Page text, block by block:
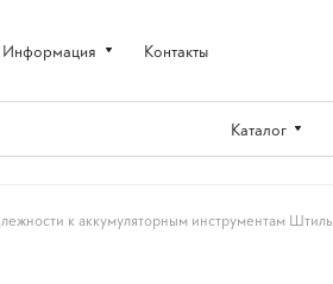
Информация Контакты
Каталог
к аккумуляторным инструментам Штиль